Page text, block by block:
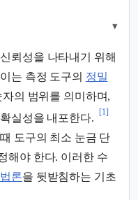
▾
뢰성을 나타내기 위해
는 측정 도구의 정밀
의 범위를 의미하며,
실성을 내포한다.
[1]
도구의 최소 눈금 단
해야 한다. 이러한 수
론을 뒷받침하는 기초